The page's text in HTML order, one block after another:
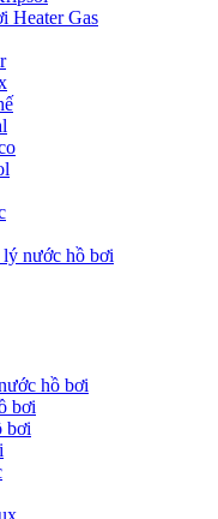
Heater Gas
nước hồ bơi
hồ bơi
bơi
bơi